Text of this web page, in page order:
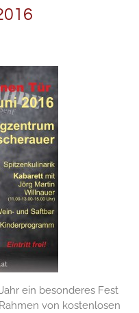
ein besonderes Fest
von kostenlosen